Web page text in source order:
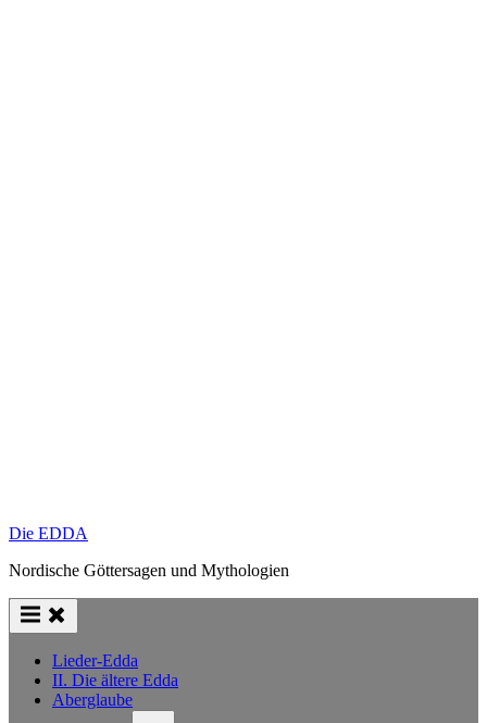
Die EDDA
Nordische Göttersagen und Mythologien
Lieder-Edda
II. Die ältere Edda
Aberglaube